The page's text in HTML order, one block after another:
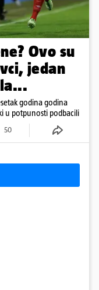
Ovo su
jedan
godina godina
u potpunosti podbacili
50